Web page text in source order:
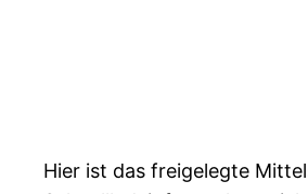
Hier ist das freigelegte